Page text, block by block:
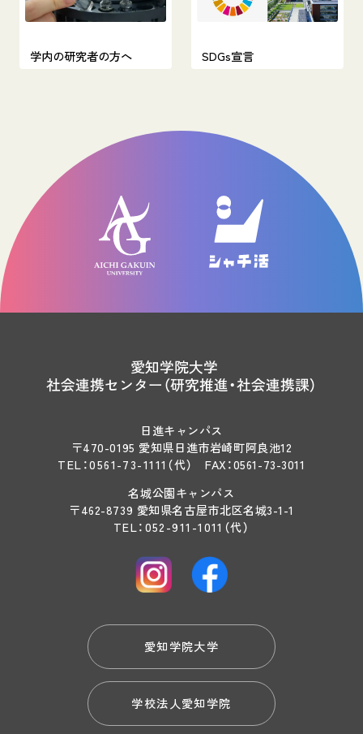
学内の研究者の方へ SDGs宣言
愛知学院大学
社会連携センター（研究推進・社会連携課）
日進キャンパス
〒470-0195 愛知県日進市岩崎町阿良池12
TEL：0561-73-1111 （代）
FAX：0561-73-3011
名城公園キャンパス
〒462-8739 愛知県名古屋市北区名城3-1-1
TEL：052-911-1011 （代）
愛知学院大学
学校法人愛知学院